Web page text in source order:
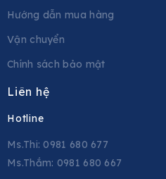
Hướng dẫn mua hàng
Vận chuyển
Chính sách bảo mật
Liên hệ
Hotline
Ms.Thi: 0981 680 677
Ms.Thắm: 0981 680 667